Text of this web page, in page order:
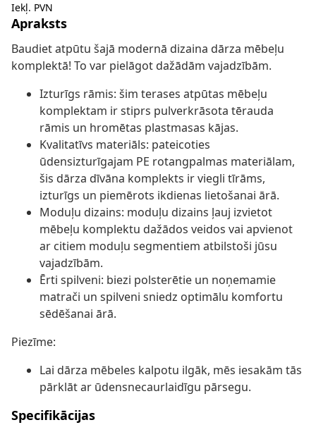
Iekļ. PVN
Apraksts
Baudiet atpūtu šajā modernā dizaina dārza mēbeļu
komplektā! To var pielāgot dažādām vajadzībām.
Izturīgs rāmis: šim terases atpūtas mēbeļu
komplektam ir stiprs pulverkrāsota tērauda
rāmis un hromētas plastmasas kājas.
Kvalitatīvs materiāls: pateicoties
ūdensizturīgajam PE rotangpalmas materiālam,
šis dārza dīvāna komplekts ir viegli tīrāms,
izturīgs un piemērots ikdienas lietošanai ārā.
Moduļu dizains: moduļu dizains ļauj izvietot
mēbeļu komplektu dažādos veidos vai apvienot
ar citiem moduļu segmentiem atbilstoši jūsu
vajadzībām.
Ērti spilveni: biezi polsterētie un noņemamie
matrači un spilveni sniedz optimālu komfortu
sēdēšanai ārā.
Piezīme:
Lai dārza mēbeles kalpotu ilgāk, mēs iesakām tās
pārklāt ar ūdensnecaurlaidīgu pārsegu.
Specifikācijas